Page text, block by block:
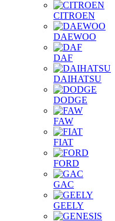
CITROEN
DAEWOO
DAF
DAIHATSU
DODGE
FAW
FIAT
FORD
GAC
GEELY